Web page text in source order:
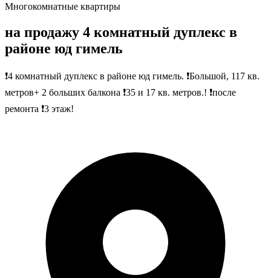
Многокомнатные квартиры
на продажу 4 комнатный дуплекс в
районе юд гимель
❗4 комнатный дуплекс в районе юд гимель. ❗Большой, 117 кв.
метров+ 2 больших балкона ❗35 и 17 кв. метров.! ❗после
ремонта ❗3 этаж!